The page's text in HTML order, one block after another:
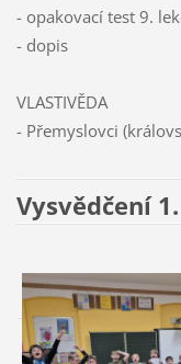
- opakovací test 9.
- dopis
VLASTIVĚDA
- Přemyslovci
Vysvědčení